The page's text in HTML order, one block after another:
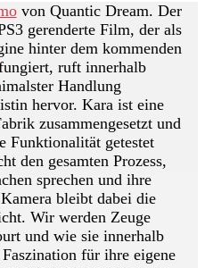
von Quantic Dream. Der
gerenderte Film, der als
hinter dem kommenden
ruft innerhalb
Handlung
hervor. Kara ist eine
zusammengesetzt und
Funktionalität getestet
den gesamten Prozess,
sprechen und ihre
bleibt dabei die
Wir werden Zeuge
und wie sie innerhalb
für ihre eigene